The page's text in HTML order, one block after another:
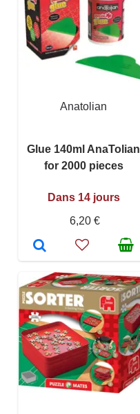
Anatolian
Glue 140ml AnaTolian
for 2000 pieces
Dans 14 jours
6,20 €